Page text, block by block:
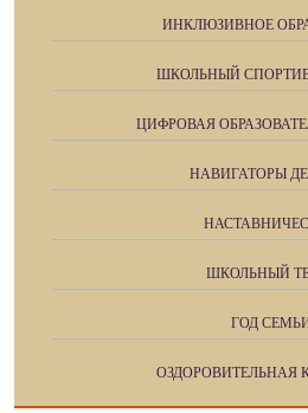
ИНКЛЮЗИВНОЕ
ШКОЛЬНЫЙ
ЦИФРОВАЯ
НАВИГАТОРЫ
ШКОЛЬНЫЙ
ГОД
ОЗДОРОВИТЕЛЬНАЯ